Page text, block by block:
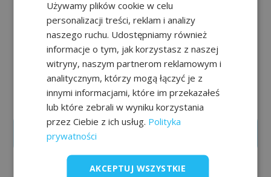
naszych klientów
Oferowane przez nas wyposażenie do salonu i
gabinetu jest najwyższej jakości i charakteryzuje się
najwyższą niezawodnością. Uzupełnieniem oferty są
profesjonalne meble brytyjskiej firmy REM której
fabryka od ponad 100 działa w północnej Anglii.
Używamy plików cookie w celu
personalizacji treści, reklam i analizy
naszego ruchu. Udostępniamy również
informacje o tym, jak korzystasz z naszej
witryny, naszym partnerom reklamowym i
analitycznym, którzy mogą łączyć je z
innymi informacjami, które im przekazałeś
lub które zebrali w wyniku korzystania
przez Ciebie z ich usług. Polityka
prywatności
AKCEPTUJ WSZYSTKIE